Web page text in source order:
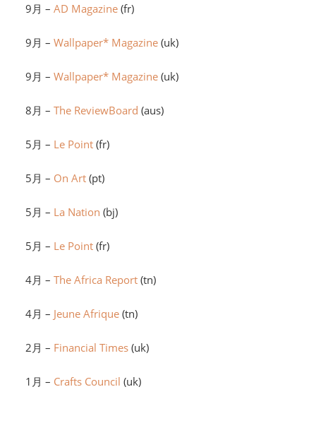
9月 – AD Magazine(fr)
9月 – Wallpaper* Magazine(uk)
9月 – Wallpaper* Magazine(uk)
8月 – The ReviewBoard (aus)
5月 – Le Point(fr)
5月 – On Art(pt)
5月 – La Nation (bj)
5月 – Le Point(fr)
4月 – The Africa Report(tn)
4月 – Jeune Afrique(tn)
2月 – Financial Times(uk)
1月 – Crafts Council (uk)